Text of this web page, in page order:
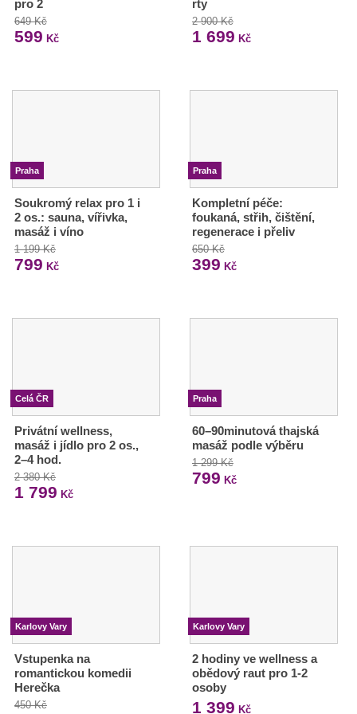
pro 2
649 Kč
599 Kč
rty
2 900 Kč
1 699 Kč
Praha
Soukromý relax pro 1 i
2 os.: sauna, vířivka,
masáž i víno
1 199 Kč
799 Kč
Praha
Kompletní péče:
foukaná, střih, čištění,
regenerace i přeliv
650 Kč
399 Kč
Celá ČR
Privátní wellness,
masáž i jídlo pro 2 os.,
2–4 hod.
2 380 Kč
1 799 Kč
Praha
60–90minutová thajská
masáž podle výběru
1 299 Kč
799 Kč
Karlovy Vary
Vstupenka na
romantickou komedii
Herečka
450 Kč
Karlovy Vary
2 hodiny ve wellness a
obědový raut pro 1-2
osoby
1 399 Kč